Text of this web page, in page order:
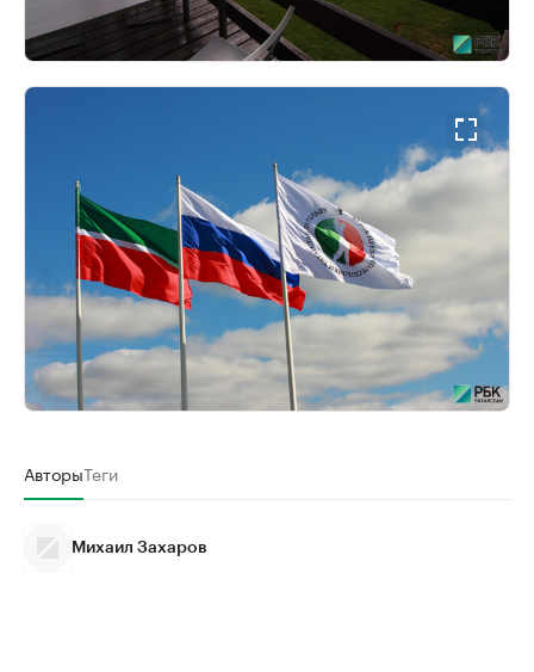
АвторыТеги
Михаил Захаров